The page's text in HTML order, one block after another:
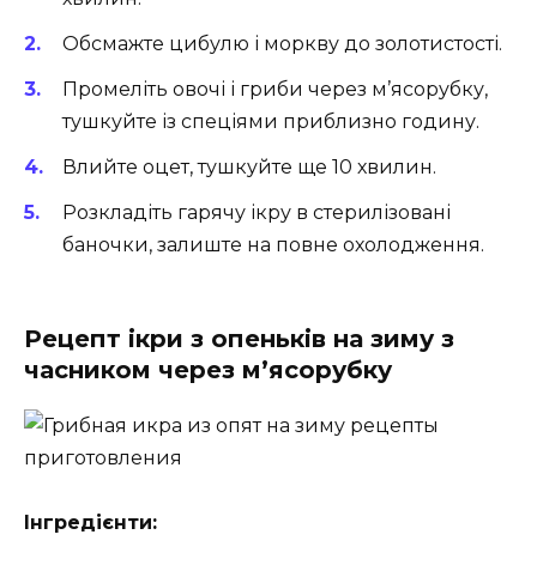
Обсмажте цибулю і моркву до золотистості.
Промеліть овочі і гриби через м’ясорубку,
тушкуйте із спеціями приблизно годину.
Влийте оцет, тушкуйте ще 10 хвилин.
Розкладіть гарячу ікру в стерилізовані
баночки, залиште на повне охолодження.
Рецепт ікри з опеньків на зиму з
часником через м’ясорубку
Інгредієнти: